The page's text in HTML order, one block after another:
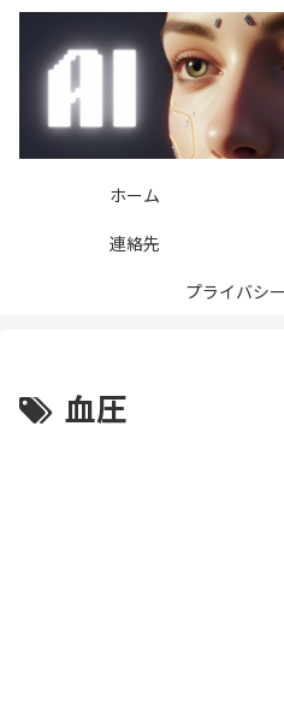
ホーム
連絡先
プライバシ
血圧